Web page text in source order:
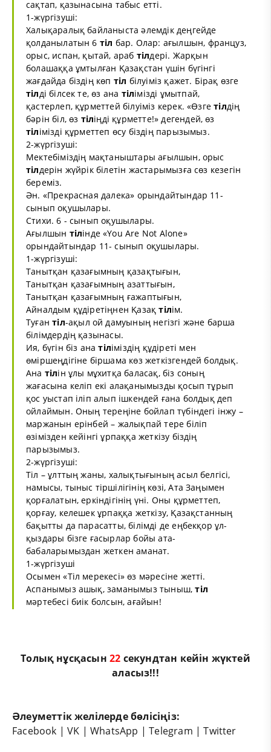
сақтап, қазынасына табыс етті.
1-жүргізуші:
Халықаралық байланыста әлемдік деңгейде
қолданылатын 6 тіл бар. Олар: ағылшын, француз,
орыс, испан, қытай, араб тілдері. Жарқын
болашаққа ұмтылған Қазақстан үшін бүгінгі
жағдайда біздің көп тіл білуіміз қажет. Бірақ өзге
тілді білсек те, өз ана тілімізді ұмытпай,
қастерлеп, құрметтей білуіміз керек. «Өзгетілдің
бәрін біл, өз тіліңді құрметте!» дегендей, өз
тілімізді құрметтеп өсу біздің парызымыз.
2-жүргізуші:
Мектебіміздің мақтаныштары ағылшын, орыс
тілдерін жүйрік білетін жастарымызға сөз кезегін
береміз.
Ән. «Прекрасная далека» орындайтындар 11-
сынып оқушылары.
Стихи. 6 - сынып оқушылары.
Ағылшын тілінде «You Are Not Alone»
орындайтындар 11- сынып оқушылары.
1-жүргізуші:
Танытқан қазағымның қазақтығын,
Танытқан қазағымның азаттығын,
Танытқан қазағымның ғажаптығын,
Айналдым құдіретіңнен Қазақтілім.
Туғантіл-ақыл ой дамуының негізгі және барша
білімдердің қазынасы.
Ия, бүгін біз анатіліміздің құдіреті мен
өміршеңдігіне біршама көз жеткізгендей болдық.
Ана тілін ұлы мұхитқа баласақ, біз соның
жағасына келіп екі алақанымызды қосып тұрып
қос уыстап іліп алып ішкендей ғана болдық деп
ойлаймын. Оның тереңіне бойлап түбіндегі інжу –
маржанын ерінбей – жалықпай тере біліп
өзімізден кейінгі ұрпаққа жеткізу біздің
парызымыз.
2-жүргізуші:
Тіл – ұлттың жаны, халықтығының асыл белгісі,
намысы, тыныс тіршілігінің көзі, Ата Заңымен
қорғалатын, еркіндігінің үні. Оны құрметтеп,
қорғау, келешек ұрпаққа жеткізу, Қазақстанның
бақытты да парасатты, білімді де еңбекқор ұл-
қыздары бізге ғасырлар бойы ата-
бабаларымыздан жеткен аманат.
1-жүргізуші
Осымен «Тіл мерекесі» өз мәресіне жетті.
Аспанымыз ашық, заманымыз тыныш,тіл
мәртебесі биік болсын, ағайын!
Толық нұсқасын21 секундтан кейін жүктей
аласыз!!!
Әлеуметтік желілерде бөлісіңіз:
Facebook |VK |WhatsApp |Telegram |Twitter